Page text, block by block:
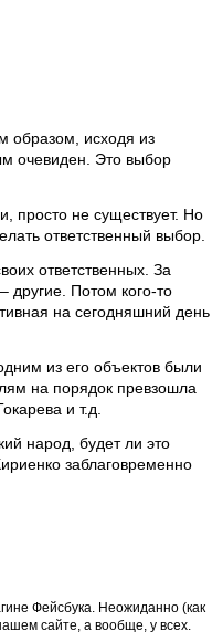
образом, исходя из
очевиден. Это выбор
просто не существует. Но
ответственный выбор.
ответственных. За
другие. Потом кого-то
на сегодняшний день
из его объектов были
на порядок превзошла
и т.д.
народ, будет ли это
заблаговременно
Фейсбука. Неожиданно (как
сайте, а вообще, у всех.